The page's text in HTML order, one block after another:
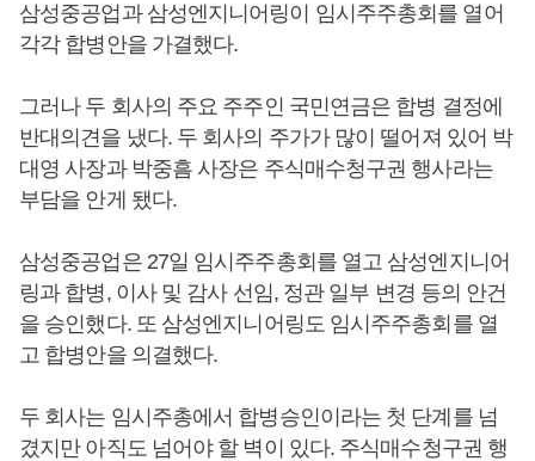
삼성중공업과 삼성엔지니어링이 임시주주총회를 열어
각각 합병안을 가결했다.
그러나 두 회사의 주요 주주인 국민연금은 합병 결정에
반대의견을 냈다. 두 회사의 주가가 많이 떨어져 있어 박
대영 사장과 박중흠 사장은 주식매수청구권 행사라는
부담을 안게 됐다.
삼성중공업은 27일 임시주주총회를 열고 삼성엔지니어
링과 합병, 이사 및 감사 선임, 정관 일부 변경 등의 안건
을 승인했다. 또 삼성엔지니어링도 임시주주총회를 열
고 합병안을 의결했다.
두 회사는 임시주총에서 합병승인이라는 첫 단계를 넘
겼지만 아직도 넘어야 할 벽이 있다. 주식매수청구권 행